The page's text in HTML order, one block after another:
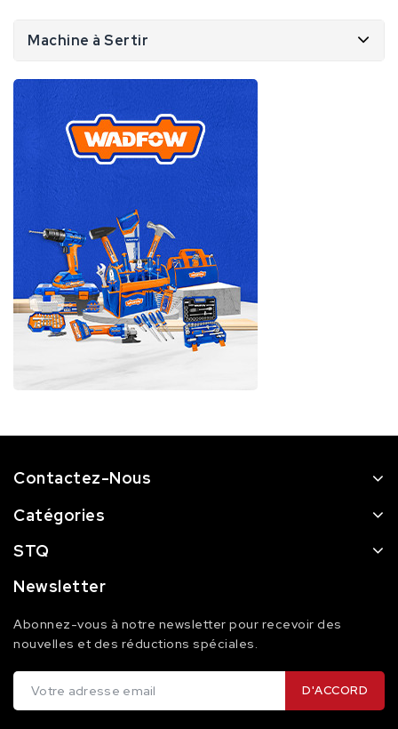
Machine à Sertir
Contactez-Nous
Catégories
STQ
Newsletter
Abonnez-vous à notre newsletter pour recevoir des
nouvelles et des réductions spéciales.